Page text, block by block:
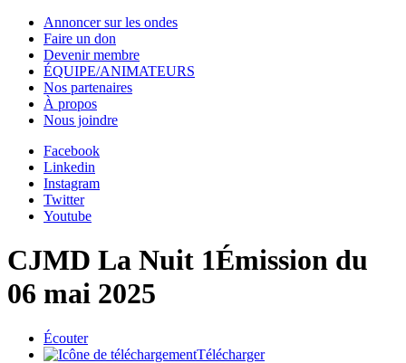
Annoncer sur les ondes
Faire un don
Devenir membre
ÉQUIPE/ANIMATEURS
Nos partenaires
À propos
Nous joindre
Facebook
Linkedin
Instagram
Twitter
Youtube
CJMD La Nuit 1Émission du
06 mai 2025
Écouter
Télécharger